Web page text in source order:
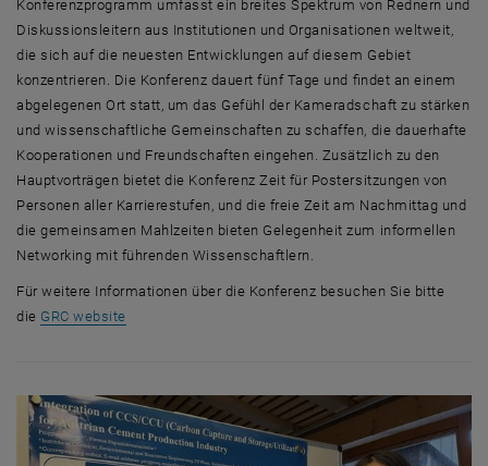
Konferenzprogramm umfasst ein breites Spektrum von Rednern und
Diskussionsleitern aus Institutionen und Organisationen weltweit,
die sich auf die neuesten Entwicklungen auf diesem Gebiet
konzentrieren. Die Konferenz dauert fünf Tage und findet an einem
abgelegenen Ort statt, um das Gefühl der Kameradschaft zu stärken
und wissenschaftliche Gemeinschaften zu schaffen, die dauerhafte
Kooperationen und Freundschaften eingehen. Zusätzlich zu den
Hauptvorträgen bietet die Konferenz Zeit für Postersitzungen von
Personen aller Karrierestufen, und die freie Zeit am Nachmittag und
die gemeinsamen Mahlzeiten bieten Gelegenheit zum informellen
Networking mit führenden Wissenschaftlern.
Für weitere Informationen über die Konferenz besuchen Sie bitte
die GRC website, öffnet eine externe URL in einem neuen Fenster